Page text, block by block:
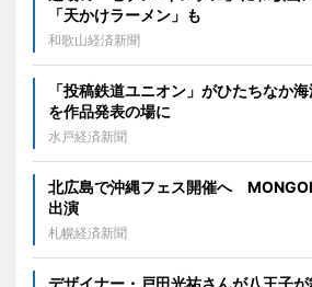
「天かけラーメン」も
和歌山経済新聞
「投稿鉄道ユニオン」がひたちなか
を作品発表の場に
水戸経済新聞
北広島で沖縄フェス開催へ
出演
札幌経済新聞
デザイナー・戸田光祐さんが八王子